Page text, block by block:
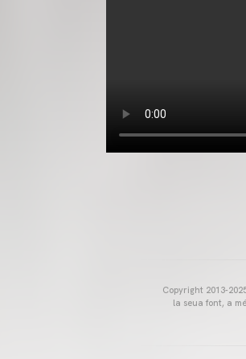
Copyright 2013-
la seua font, a